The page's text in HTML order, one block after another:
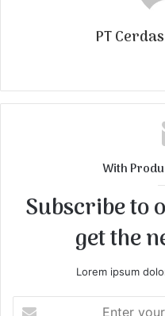
PT
With
Subscribe to
get the
Lorem ipsum